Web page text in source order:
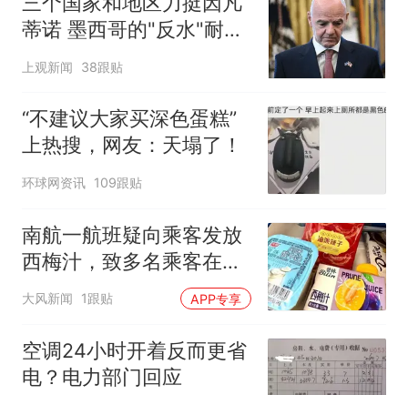
蒂诺 墨西哥的"反水"耐人
寻味
上观新闻 38跟贴
“不建议大家买深色蛋糕”
上热搜，网友：天塌了！
环球网资讯 109跟贴
南航一航班疑向乘客发放
西梅汁，致多名乘客在飞
行途中排队上厕所！乘
客：机上100多人只有2个
厕所；客服回应：并非每
架飞机都会发放西梅汁
大风新闻 1跟贴 APP专享
空调24小时开着反而更省
电？电力部门回应